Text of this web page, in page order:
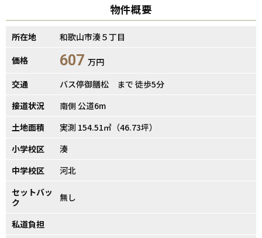
物件概要
所在地
和歌山市湊５丁目
価格
607 万円
交通
バス停御膳松 まで 徒歩5分
接道状況
南側 公道6m
土地面積
実測 154.51㎡（46.73坪）
小学校区
湊
中学校区
河北
セットバッ
ク
無し
私道負担